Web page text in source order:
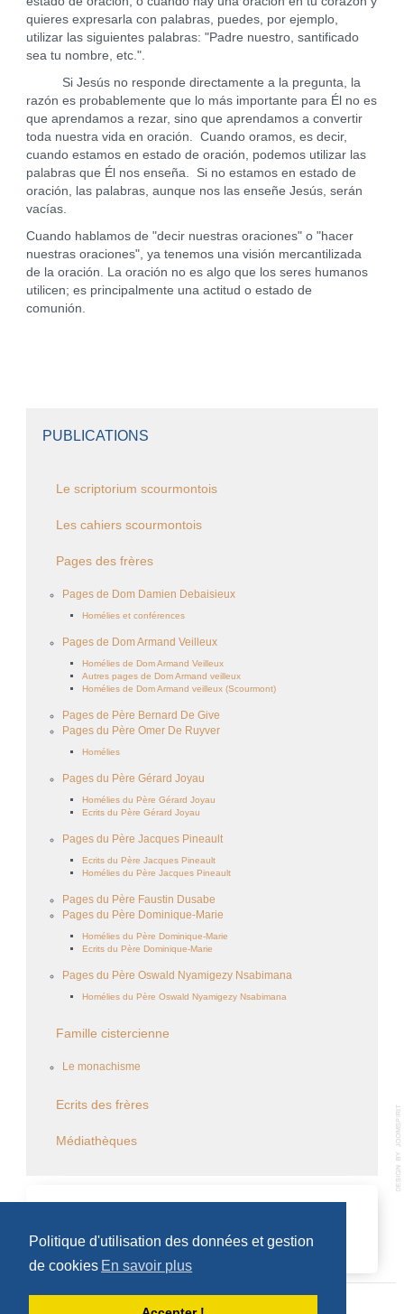
Politique d'utilisation des données et gestion
de cookies En savoir plus
quieres expresarla con palabras, puedes, por ejemplo,
utilizar las siguientes palabras: "Padre nuestro, santificado
sea tu nombre, etc.".
Si Jesús no responde directamente a la pregunta, la
razón es probablemente que lo más importante para Él no es
que aprendamos a rezar, sino que aprendamos a convertir
toda nuestra vida en oración. Cuando oramos, es decir,
cuando estamos en estado de oración, podemos utilizar las
palabras que Él nos enseña. Si no estamos en estado de
oración, las palabras, aunque nos las enseñe Jesús, serán
vacías.
Cuando hablamos de "decir nuestras oraciones" o "hacer
nuestras oraciones", ya tenemos una visión mercantilizada
de la oración. La oración no es algo que los seres humanos
utilicen; es principalmente una actitud o estado de
comunión.
PUBLICATIONS
Le scriptorium scourmontois
Les cahiers scourmontois
Pages des frères
Pages de Dom Damien Debaisieux
Homélies et conférences
Pages de Dom Armand Veilleux
Homélies de Dom Armand Veilleux
Autres pages de Dom Armand veilleux
Homélies de Dom Armand veilleux (Scourmont)
Pages de Père Bernard De Give
Pages du Père Omer De Ruyver
Homélies
Pages du Père Gérard Joyau
Homélies du Père Gérard Joyau
Ecrits du Père Gérard Joyau
Pages du Père Jacques Pineault
Ecrits du Père Jacques Pineault
Homélies du Père Jacques Pineault
Pages du Père Faustin Dusabe
Pages du Père Dominique-Marie
Homélies du Père Dominique-Marie
Ecrits du Père Dominique-Marie
Pages du Père Oswald Nyamigezy Nsabimana
Homélies du Père Oswald Nyamigezy Nsabimana
Famille cistercienne
Le monachisme
Ecrits des frères
Médiathèques
Aucun évènement